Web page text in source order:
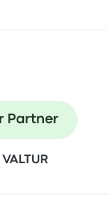
Partner